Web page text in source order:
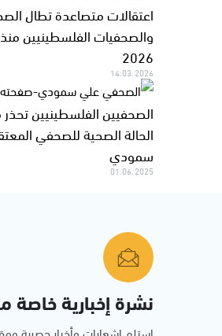
اعتقالات متصاعدة تطال
والصحفيات الفلسطينيين
2026
14.03.2026
الصحفيين الفلسطينيين
الحالة الصحية للصحفي
سمودي
01.06.2025
نشرة إخبارية خاصة